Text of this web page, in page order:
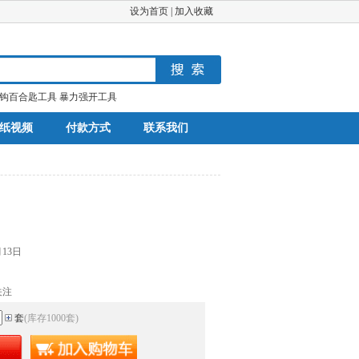
设为首页 加入收藏
百合匙工具 暴力强开工具
视频 付款方式 联系我们
日
注
套(库存1000套)